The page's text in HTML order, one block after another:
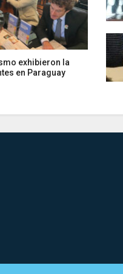
exhibieron la
en Paraguay